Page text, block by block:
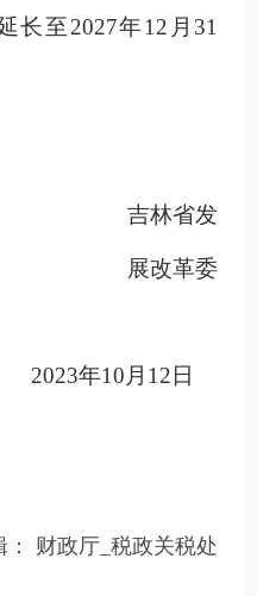
长至2027年12月31
厅 吉林省发
展改革委
2023年10月12日
财政厅_税政关税处